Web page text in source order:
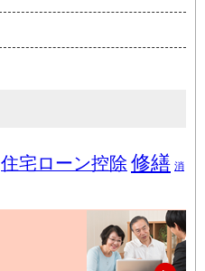
住宅ローン控除 修繕 消